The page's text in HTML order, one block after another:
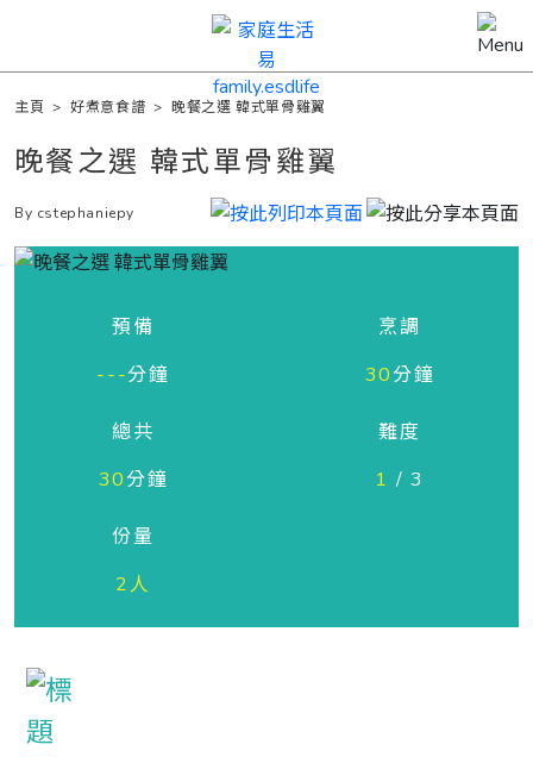
主頁 >好煮意食譜 >晚餐之選 韓式單骨雞翼
晚餐之選 韓式單骨雞翼
By cstephaniepy
預備
---分鐘
烹調
30分鐘
總共
30分鐘
難度
1 / 3
份量
2人